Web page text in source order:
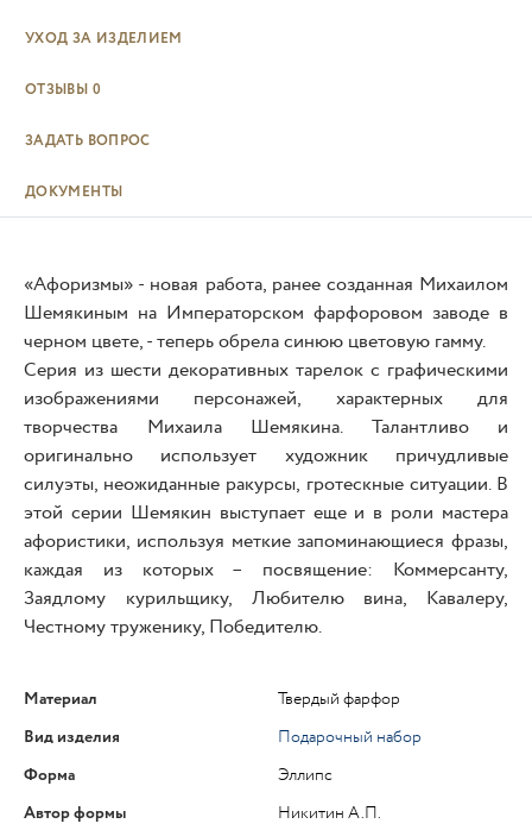
УХОД ЗА ИЗДЕЛИЕМ
ОТЗЫВЫ 0
ЗАДАТЬ ВОПРОС
ДОКУМЕНТЫ
«Афоризмы» - новая работа, ранее созданная Михаилом
Шемякиным на Императорском фарфоровом заводе в
черном цвете, - теперь обрела синюю цветовую гамму.
Серия из шести декоративных тарелок с графическими
изображениями персонажей, характерных для
творчества Михаила Шемякина. Талантливо и
оригинально использует художник причудливые
силуэты, неожиданные ракурсы, гротескные ситуации. В
этой серии Шемякин выступает еще и в роли мастера
афористики, используя меткие запоминающиеся фразы,
каждая из которых – посвящение: Коммерсанту,
Заядлому курильщику, Любителю вина, Кавалеру,
Честному труженику, Победителю.
Материал
Твердый фарфор
Вид изделия
Подарочный набор
Форма
Эллипс
Автор формы
Никитин А.П.